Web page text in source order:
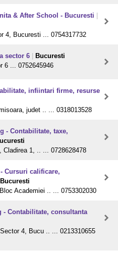
& After School - Bucuresti
4, Bucuresti ... 0754317732
sector 6
Bucuresti
6 ... 0752645946
infiintari firme, resurse
judet .. ... 0318013528
- Contabilitate, taxe,
Cladirea 1, .. ... 0728628478
Cursuri calificare,
Bucuresti
Academiei .. ... 0753302030
- Contabilitate, consultanta
4, Bucu .. ... 0213310655